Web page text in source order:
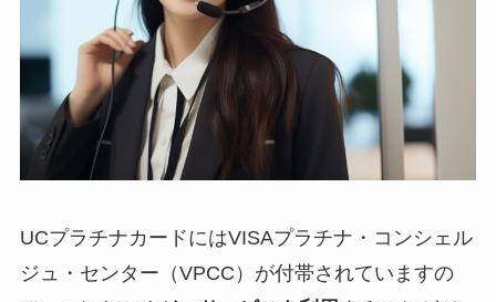
UCプラチナカードにはVISAプラチナ・コンシェル
ジュ・センター（VPCC）が付帯されていますの